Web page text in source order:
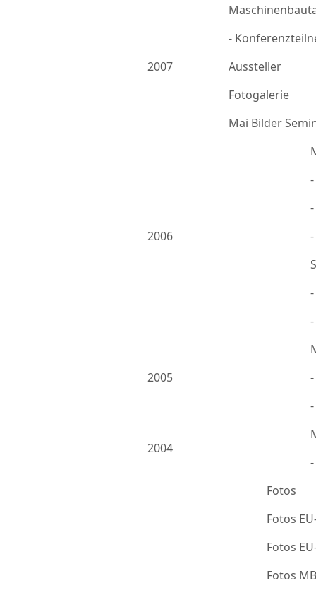
2007
-
Aussteller
Fotogalerie
Mai Bilder
2006
2005
2004
Fotos
Fotos
Fotos
Fotos